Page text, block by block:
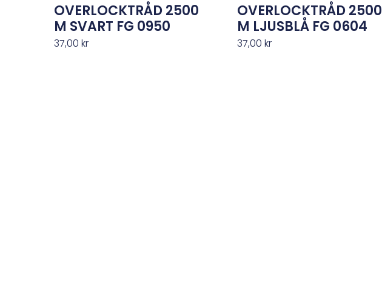
OVERLOCKTRÅD 2500
M SVART FG 0950
37,00 kr
OVERLOCKTRÅD 2500
M LJUSBLÅ FG 0604
37,00kr